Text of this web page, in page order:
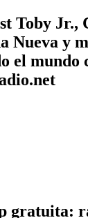
Toby Jr.,
Nueva y
el mundo
gratuita: